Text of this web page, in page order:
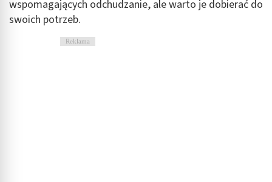
wspomagających odchudzanie, ale warto je dobierać do
swoich potrzeb.
Reklama
Rozumienie odbiorców dzięki statystyce lub
kombinacji danych z różnych źródeł
Rozwój i ulepszanie usług